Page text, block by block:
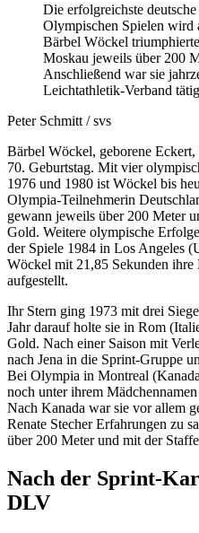
Die erfolgreichste
Olympischen Spielen wird
Bärbel Wöckel
Moskau jeweils über 200
Anschließend war sie
Leichtathletik-Verband
Peter Schmitt / svs
Bärbel Wöckel, geborene
70. Geburtstag. Mit vier
1976 und 1980 ist Wöckel bis
Olympia-Teilnehmerin
gewann jeweils über 200 Meter
Gold. Weitere olympische
der Spiele 1984 in Los Angeles
Wöckel mit 21,85 Sekunden ihre
aufgestellt.
Ihr Stern ging 1973 mit drei
Jahr darauf holte sie in Rom
Gold. Nach einer Saison mit
nach Jena in die Sprint-Gruppe
Bei Olympia in Montreal
noch unter ihrem
Nach Kanada war sie vor allem
Renate Stecher Erfahrungen zu
über 200 Meter und mit der
Nach der Sprint-
DLV